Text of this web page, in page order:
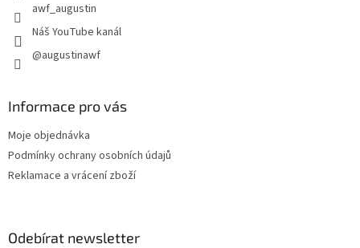
awf_augustin
Náš YouTube kanál
@augustinawf
Informace pro vás
Moje objednávka
Podmínky ochrany osobních údajů
Reklamace a vrácení zboží
Odebírat newsletter